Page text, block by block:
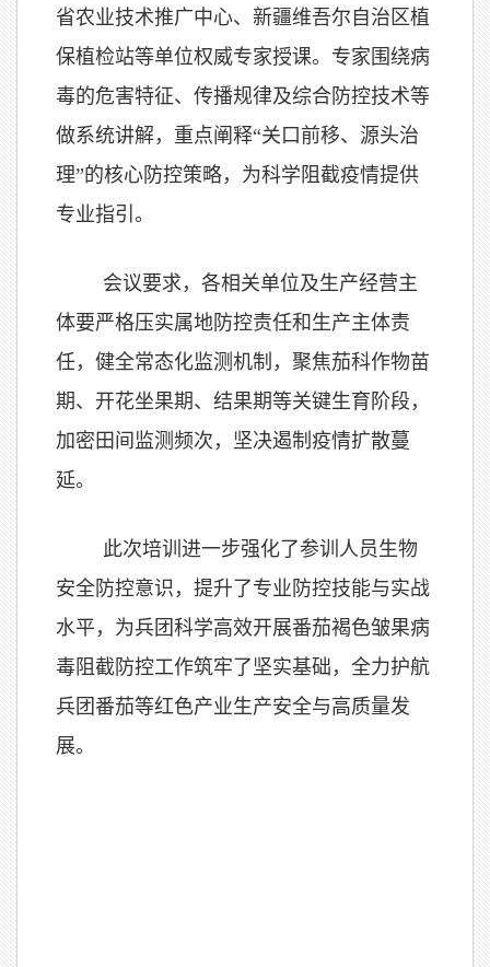
省农业技术推广中心、新疆维吾尔自治区植
保植检站等单位权威专家授课。专家围绕病
毒的危害特征、传播规律及综合防控技术等
做系统讲解，重点阐释“关口前移、源头治
理”的核心防控策略，为科学阻截疫情提供
专业指引。
会议要求，各相关单位及生产经营主
体要严格压实属地防控责任和生产主体责
任，健全常态化监测机制，聚焦茄科作物苗
期、开花坐果期、结果期等关键生育阶段，
加密田间监测频次，坚决遏制疫情扩散蔓
延。
此次培训进一步强化了参训人员生物
安全防控意识，提升了专业防控技能与实战
水平，为兵团科学高效开展番茄褐色皱果病
毒阻截防控工作筑牢了 坚实基础，全力护航
兵团番茄等红色产业生产安全与高质量发
展。